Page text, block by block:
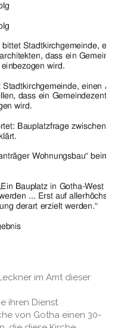
im Amt dieser
ihren Dienst.
von Gotha einen 30-